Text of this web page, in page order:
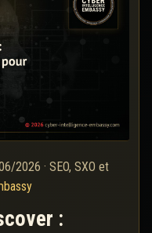
2026 · SEO, SXO et
: